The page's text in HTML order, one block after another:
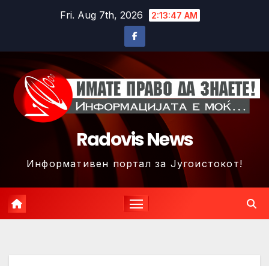
Fri. Aug 7th, 2026 2:13:49 AM
Radovis News
Информативен портал за Југоистокот!